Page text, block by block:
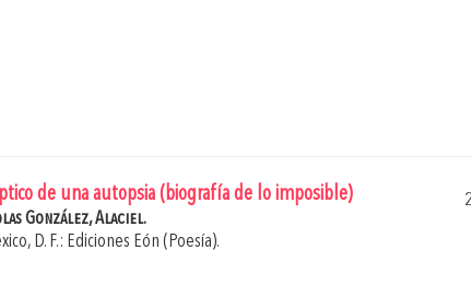
de una autopsia (biografía de lo imposible)
González, Alaciel.
D. F.: Ediciones Eón (Poesía).